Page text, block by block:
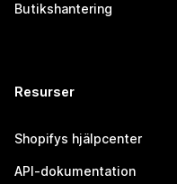
Butikshantering
Resurser
Shopifys hjälpcenter
API-dokumentation